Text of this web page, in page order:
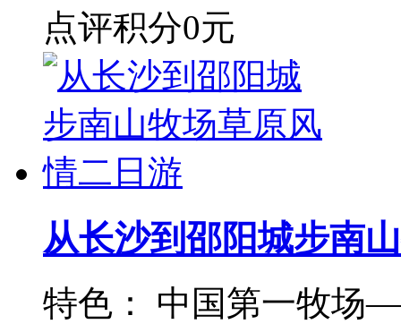
点评积分0元
从长沙到邵阳城步南
特色： 中国第一牧场